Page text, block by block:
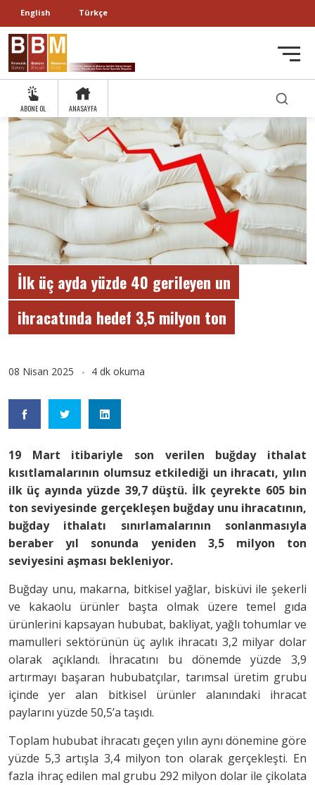
English Türkçe
ABONE OL ANASAYFA
İlk üç ayda yüzde 40 gerileyen un
ihracatında hedef 3,5 milyon ton
08 Nisan 2025 4 dk okuma
19 Mart itibariyle son verilen buğday ithalat
kısıtlamalarının olumsuz etkilediği un ihracatı, yılın
ilk üç ayında yüzde 39,7 düştü. İlk çeyrekte 605 bin
ton seviyesinde gerçekleşen buğday unu ihracatının,
buğday ithalatı sınırlamalarının sonlanmasıyla
beraber yıl sonunda yeniden 3,5 milyon ton
seviyesini aşması bekleniyor.
Buğday unu, makarna, bitkisel yağlar, bisküvi ile şekerli
ve kakaolu ürünler başta olmak üzere temel gıda
ürünlerini kapsayan hububat, bakliyat, yağlı tohumlar ve
mamulleri sektörünün üç aylık ihracatı 3,2 milyar dolar
olarak açıklandı. İhracatını bu dönemde yüzde 3,9
artırmayı başaran hububatçılar, tarımsal üretim grubu
içinde yer alan bitkisel ürünler alanındaki ihracat
paylarını yüzde 50,5’a taşıdı.
Toplam hububat ihracatı geçen yılın aynı dönemine göre
yüzde 5,3 artışla 3,4 milyon ton olarak gerçekleşti. En
fazla ihraç edilen mal grubu 292 milyon dolar ile çikolata